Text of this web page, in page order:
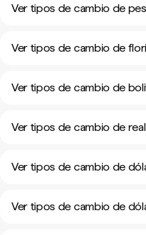
Ver tipos de cambio de
Ver tipos de cambio de
Ver tipos de cambio de
Ver tipos de cambio de
Ver tipos de cambio de
Ver tipos de cambio de